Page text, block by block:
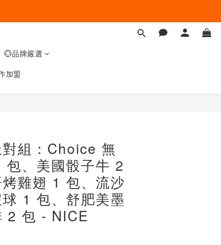
💮品牌嚴選
加盟
組：Choice 無
、美國骰子牛 2
雞翅 1 包、流沙
1 包、舒肥美墨
2 包 - NICE